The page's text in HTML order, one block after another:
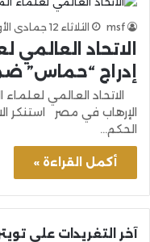
msf الثلاثاء 12 جمادى الأولى 1436هـ 3-3-2015م
الاتحاد
إدراج “حماس”
الاتحاد العالمي
الإرهاب في مصر استنكر
الحكم…
أكمل القراءة »
آخر التغريدات على